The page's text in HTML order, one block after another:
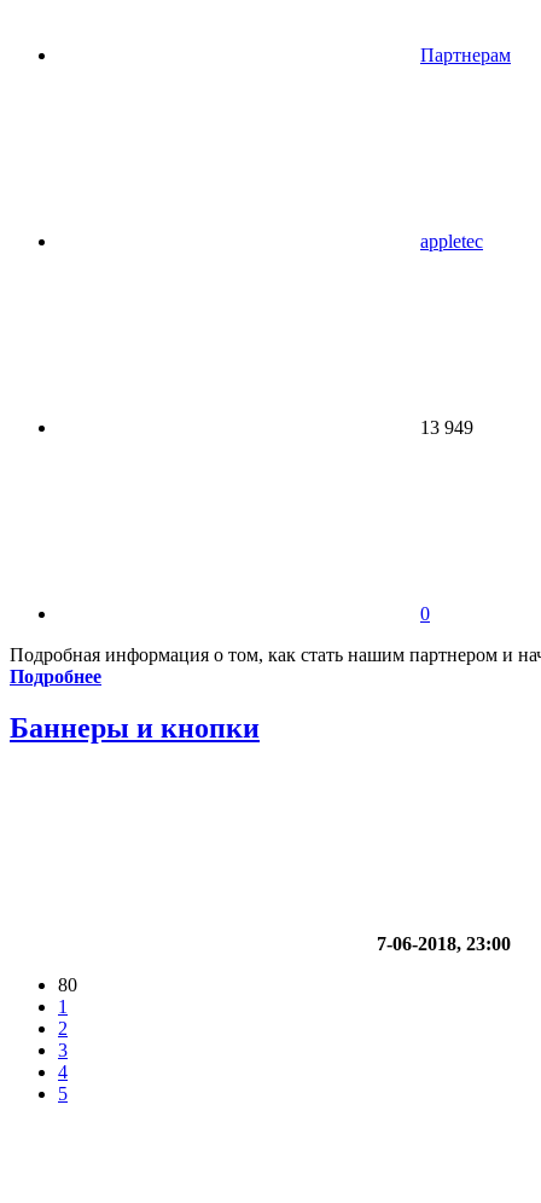
Партнерам
appletec
13 949
0
Подробная информация о том, как стать нашим партнером и
Подробнее
Баннеры и кнопки
7-06-2018, 23:00
80
1
2
3
4
5